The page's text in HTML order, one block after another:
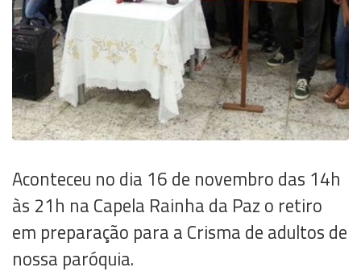
Aconteceu no dia 16 de novembro das 14h
às 21h na Capela Rainha da Paz o retiro
em preparação para a Crisma de adultos de
nossa paróquia.